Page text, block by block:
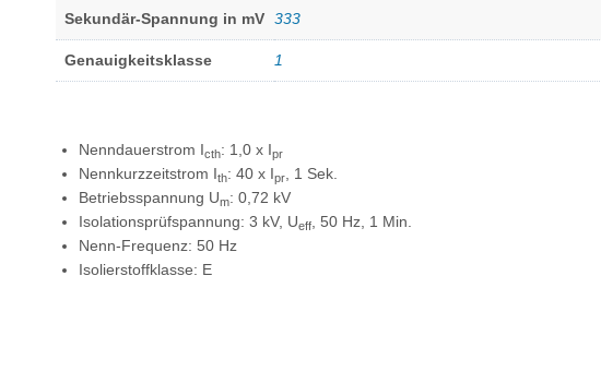
Sekundär-Spannung in mV 333
Genauigkeitsklasse 1
Nenndauerstrom Icth: 1,0 x Ipr
Nennkurzzeitstrom Ith: 40 x Ipr
, 1 Sek.
Betriebsspannung Um: 0,72 kV
Isolationsprüfspannung: 3 kV, Ueff
, 50 Hz, 1 Min.
Nenn-Frequenz: 50 Hz
Isolierstoffklasse: E